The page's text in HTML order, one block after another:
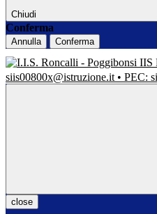
Chiudi
Conferma
Annulla Conferma
IIS
siis00800x@istruzione.it • PEC:
close